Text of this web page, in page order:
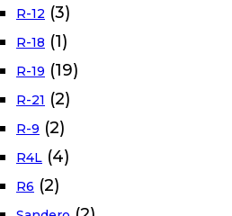
R-12 (3)
R-18 (1)
R-19 (19)
R-21 (2)
R-9 (2)
R4L (4)
R6 (2)